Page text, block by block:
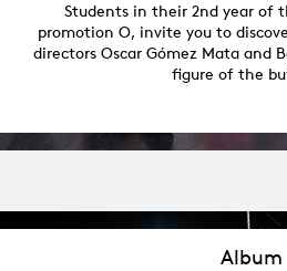
Students in their 2nd year of
promotion O, invite you to
directors Oscar Gómez Mata and
figure of the
Album